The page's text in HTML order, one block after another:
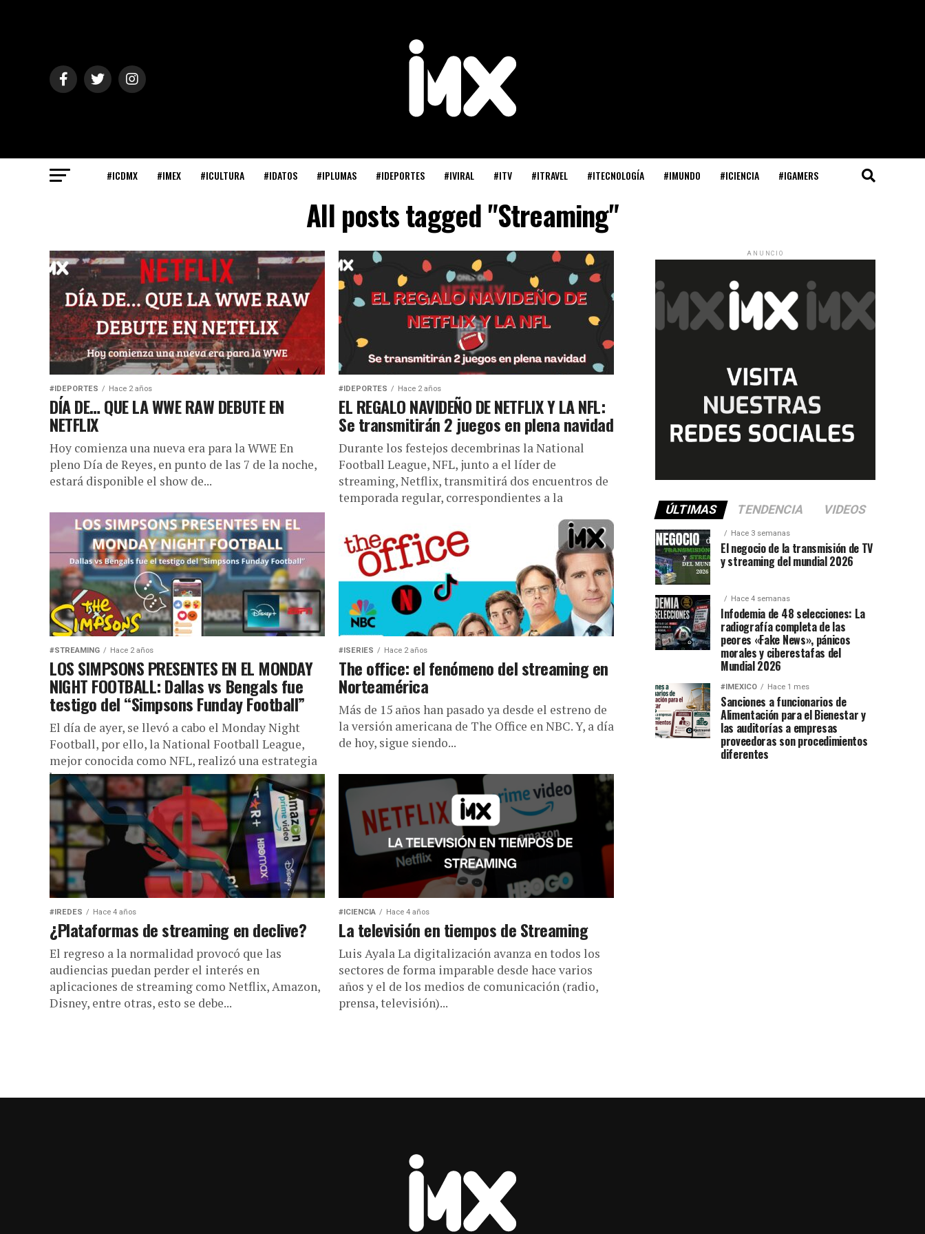
#ICDMX #IMEX #ICULTURA #IDATOS #IPLUMAS #IDEPORTES #IVIRAL #ITV #ITRAVEL #ITECNOLOGÍA #IMUNDO #ICIENCIA #IGAMERS
All posts tagged "Streaming"
#IDEPORTES Hace 2 años
DÍA DE… QUE LA WWE RAW DEBUTE EN
NETFLIX
Hoy comienza una nueva era para la WWE En
pleno Día de Reyes, en punto de las 7 de la noche,
estará disponible el show de...
#IDEPORTES Hace 2 años
EL REGALO NAVIDEÑO DE NETFLIX Y LA NFL:
Se transmitirán 2 juegos en plena navidad
Durante los festejos decembrinas la National
Football League, NFL, junto a el líder de
streaming, Netflix, transmitirá dos encuentros de
temporada regular, correspondientes a la
#STREAMING Hace 2 años
LOS SIMPSONS PRESENTES EN EL MONDAY
NIGHT FOOTBALL: Dallas vs Bengals fue
testigo del “Simpsons Funday Football”
El día de ayer, se llevó a cabo el Monday Night
Football, por ello, la National Football League,
mejor conocida como NFL, realizó una estrategia
bastante...
#ISERIES Hace 2 años
The office: el fenómeno del streaming en
Norteamérica
Más de 15 años han pasado ya desde el estreno de
la versión americana de The Office en NBC. Y, a día
de hoy, sigue siendo...
#IREDES Hace 4 años
¿Plataformas de streaming en declive?
El regreso a la normalidad provocó que las
audiencias puedan perder el interés en
aplicaciones de streaming como Netflix, Amazon,
Disney, entre otras, esto se debe...
#ICIENCIA Hace 4 años
La televisión en tiempos de Streaming
Luis Ayala La digitalización avanza en todos los
sectores de forma imparable desde hace varios
años y el de los medios de comunicación (radio,
prensa, televisión)...
ANUNCIO
ÚLTIMAS TENDENCIA VIDEOS
Hace 3 semanas
El negocio de la transmisión de TV
y streaming del mundial 2026
Hace 4 semanas
Infodemia de 48 selecciones: La
radiografía completa de las
peores «Fake News», pánicos
morales y ciberestafas del
Mundial 2026
#IMEXICO Hace 1 mes
Sanciones a funcionarios de
Alimentación para el Bienestar y
las auditorías a empresas
proveedoras son procedimientos
diferentes